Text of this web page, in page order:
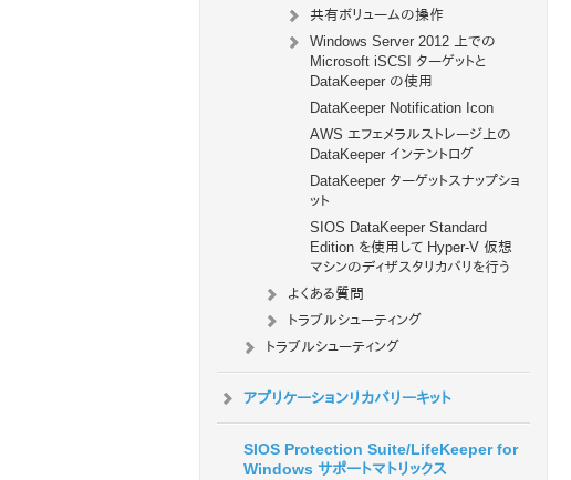
共有ボリュームの操作
Windows Server 2012 上での
Microsoft iSCSI ターゲットと
DataKeeper の使用
DataKeeper Notification Icon
AWS エフェメラルストレージ上の
DataKeeper インテントログ
DataKeeper ターゲットスナップショ
ット
SIOS DataKeeper Standard
Edition を使用して Hyper-V 仮想
マシンのディザスタリカバリを行う
よくある質問
トラブルシューティング
トラブルシューティング
アプリケーションリカバリーキット
SIOS Protection Suite/LifeKeeper for
Windows サポートマトリックス